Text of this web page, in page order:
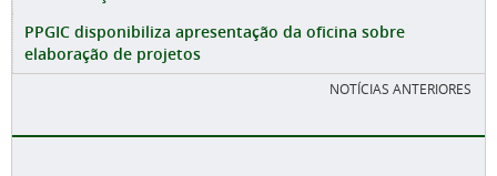
PPGIC disponibiliza apresentação da oficina sobre
elaboração de projetos
NOTÍCIAS ANTERIORES